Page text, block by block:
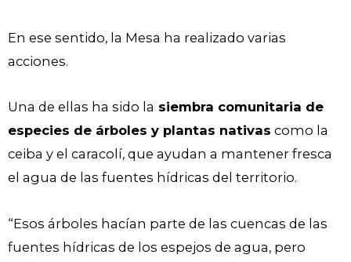
En ese sentido, la Mesa ha realizado varias
acciones.
Una de ellas ha sido la siembra comunitaria de
especies de árboles y plantas nativas como la
ceiba y el caracolí, que ayudan a mantener fresca
el agua de las fuentes hídricas del territorio.
“Esos árboles hacían parte de las cuencas de las
fuentes hídricas de los espejos de agua, pero